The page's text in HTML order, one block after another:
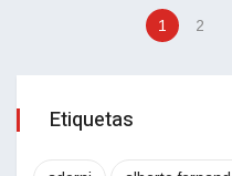
1 2
Etiquetas